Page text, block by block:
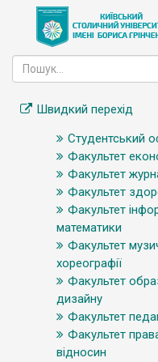
Швидкий перехід
Студентський
Факультет
Факультет
Факультет
Факультет
математики
Факультет
хореографії
Факультет
дизайну
Факультет
Факультет
відносин